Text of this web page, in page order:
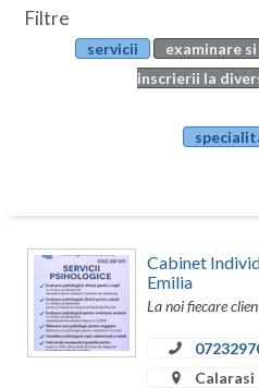
Botosani
Calarasi
Caras-Severin
Cluj
Articole
Evenimente
Filtre
servicii
examinare
inscrierii la
Cabinet
Emilia
La noi fiecare
Calarasi